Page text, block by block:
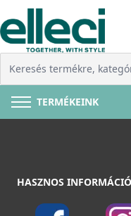
TERMÉKEINK
HASZNOS